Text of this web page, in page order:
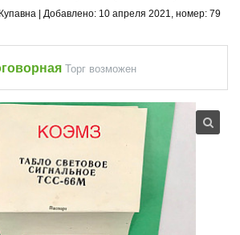
| Добавлено: 10 апреля 2021, номер: 79
Торг возможен